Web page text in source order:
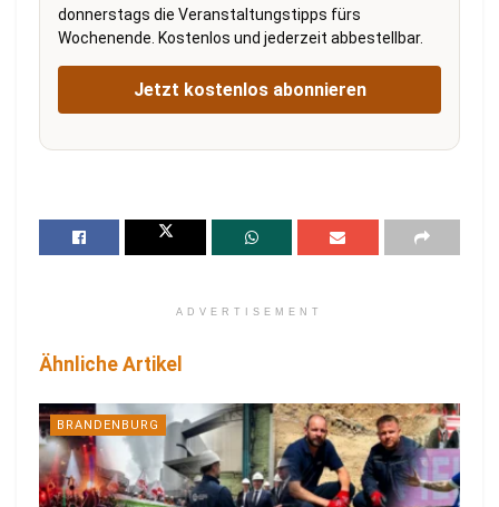
donnerstags die Veranstaltungstipps fürs
Wochenende. Kostenlos und jederzeit abbestellbar.
Jetzt kostenlos abonnieren
ADVERTISEMENT
Ähnliche Artikel
BRANDENBURG